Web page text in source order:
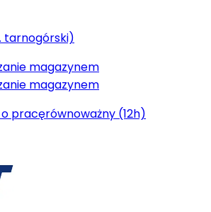
tarnogórski)
magazynem
magazynem
pracęrównoważny (12h)